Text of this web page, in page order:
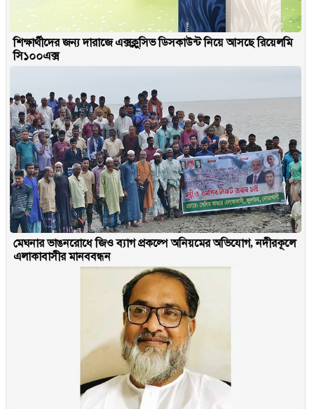
শিক্ষার্থীদের জন্য দারাজে এক্সক্লুসিভ ডিসকাউন্ট নিয়ে আসছে রিয়েলমি
সি১০০এক্স
মেঘনার ভাঙনরোধে জিও ব্যাগ প্রকল্পে অনিয়মের অভিযোগ, নদীরকূলে
এলাকাবাসীর মানববন্ধন